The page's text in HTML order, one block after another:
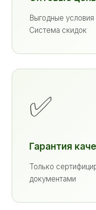
Выгодные условия
Система скидок
✅
Гарантия
Только
документами